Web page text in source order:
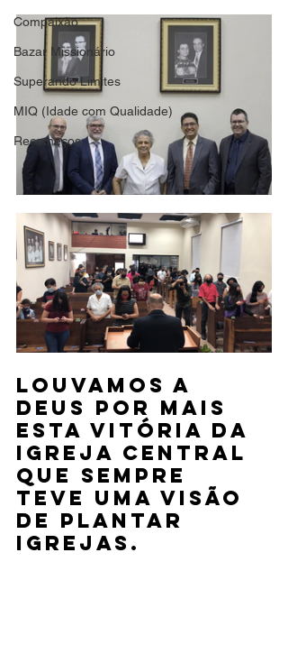
Compaixão
Bazar Missionário
Superando Limites
MIQ (Idade com Qualidade)
Recomeços
Louvamos a
Deus por mais
esta vitória da
Igreja Central
que sempre
teve uma visão
de plantar
Igrejas.